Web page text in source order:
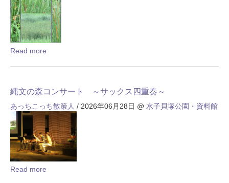
Read more
縄文の森コンサート ～サックス四重奏～
あっちこっち散策人 / 2026年06月28日 @ 水子貝塚公園・資料館
Read more